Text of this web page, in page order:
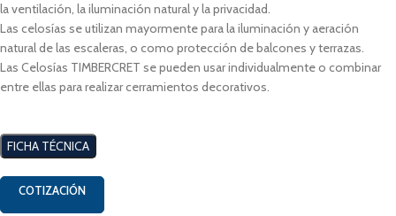
la ventilación, la iluminación natural y la privacidad.
Las celosías se utilizan mayormente para la iluminación y aeración
natural de las escaleras, o como protección de balcones y terrazas.
Las Celosías TIMBERCRET se pueden usar individualmente o combinar
entre ellas para realizar cerramientos decorativos.
FICHA TÉCNICA
COTIZACIÓN